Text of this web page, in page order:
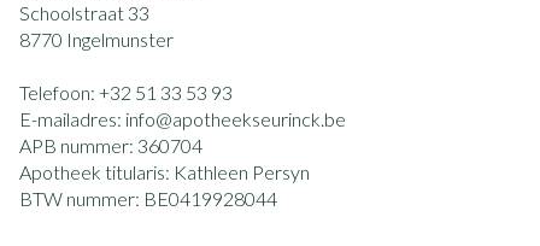
Schoolstraat 33
8770 Ingelmunster
Telefoon: +32 51 33 53 93
E-mailadres: info@apotheekseurinck.be
APB nummer: 360704
Apotheek titularis: Kathleen Persyn
BTW nummer: BE0419928044